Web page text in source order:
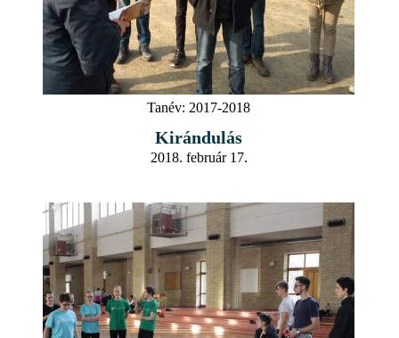
Tanév: 2017-2018
Kirándulás
2018. február 17.